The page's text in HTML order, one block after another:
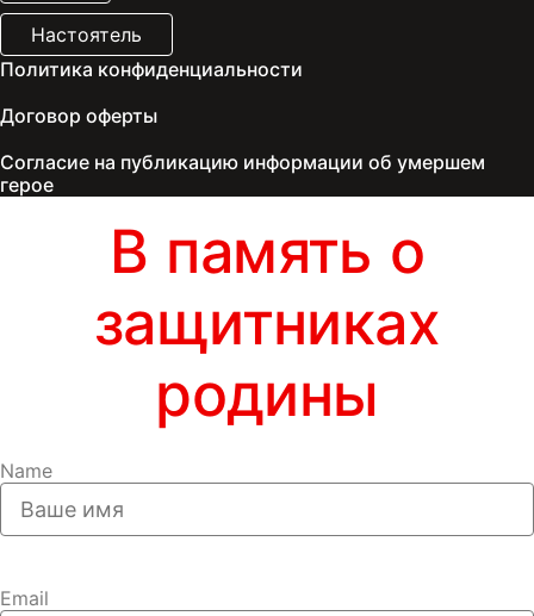
Настоятель
Политика конфиденциальности
Договор оферты
Согласие на публикацию информации об умершем
герое
В память о
защитниках
родины
Name
Email